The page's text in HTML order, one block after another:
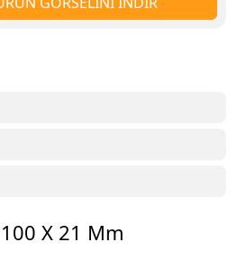
X 21 Mm